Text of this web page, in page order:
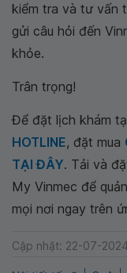
kiểm tra và tư vấn
gửi câu hỏi đến
khỏe.
Trân trọng!
Để đặt lịch khám
HOTLINE, đặt mua
TẠI ĐÂY. Tải và
My Vinmec để
mọi nơi ngay trên
Cập nhật: 22-07-2024